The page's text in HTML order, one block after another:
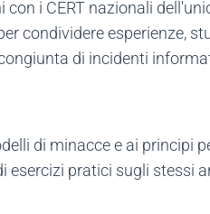
i CERT nazionali
condividere esperienze,
di incidenti
di minacce e ai principi
esercizi pratici sugli stessi